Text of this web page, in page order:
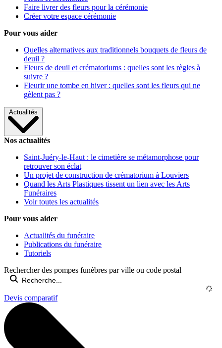
Faire livrer des fleurs pour la cérémonie
Créer votre espace cérémonie
Pour vous aider
Quelles alternatives aux traditionnels bouquets de fleurs de
deuil ?
Fleurs de deuil et crématoriums : quelles sont les règles à
suivre ?
Fleurir une tombe en hiver : quelles sont les fleurs qui ne
gèlent pas ?
Actualités
Nos actualités
Saint-Juéry-le-Haut : le cimetière se métamorphose pour
retrouver son éclat
Un projet de construction de crématorium à Louviers
Quand les Arts Plastiques tissent un lien avec les Arts
Funéraires
Voir toutes les actualités
Pour vous aider
Actualités du funéraire
Publications du funéraire
Tutoriels
Rechercher des pompes funèbres par ville ou code postal
Devis comparatif